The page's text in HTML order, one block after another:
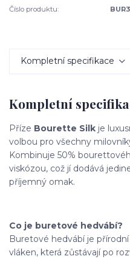
Číslo produktu: BUR3
Kompletní specifikace
Kompletní
Příze Bourette Silk je
volbou pro všechny
Kombinuje 50%
viskózou, což jí dodává
příjemný omak.
Co je buretové hedvábí?
Buretové hedvábí je
vláken, která zůstávají po